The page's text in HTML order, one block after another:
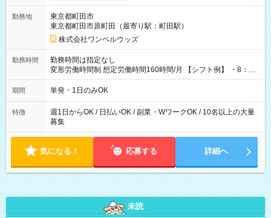
勤務地
東京都町田市
東京都町田市原町田（最寄り駅：町田駅）
株式会社ワンベルウッズ
勤務時間
勤務時間は指定なし
変形労働時間制 想定労働時間160時間/月 【シフト例】 ・8：00
～21：00
期間 単発・1日のみOK
特徴
週1日からOK / 日払いOK / 副業・WワークOK / 10名以上の大量
募集
気になる！ 応募する 詳細へ
未読